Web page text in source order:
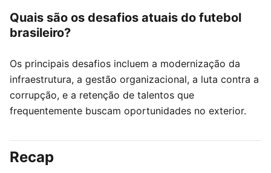
Quais são os desafios atuais do futebol
brasileiro?
Os principais desafios incluem a modernização da
infraestrutura, a gestão organizacional, a luta contra a
corrupção, e a retenção de talentos que
frequentemente buscam oportunidades no exterior.
Recap